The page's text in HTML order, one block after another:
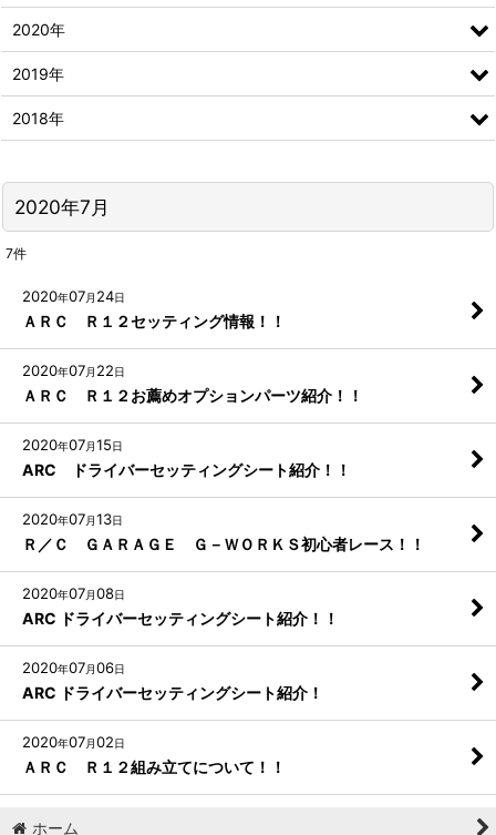
2020年7月
7件
2020年07月 24日
ＡＲＣ Ｒ１２セッティング情報！！
2020年07月 22日
ＡＲＣ Ｒ１２お薦めオプションパーツ紹介！！
2020年07月15日
ARC ドライバーセッティングシート紹介！！
2020年07月13日
Ｒ／Ｃ ＧＡＲＡＧＥ Ｇ－ＷＯＲＫＳ初心者レース！！
2020年07月08日
ARC ドライバーセッティングシート紹介！！
2020年07月06日
ARC ドライバーセッティングシート紹介！
2020年07月02日
ＡＲＣ Ｒ１２組み立てについて！！
2020年
2019年
2018年
ホーム